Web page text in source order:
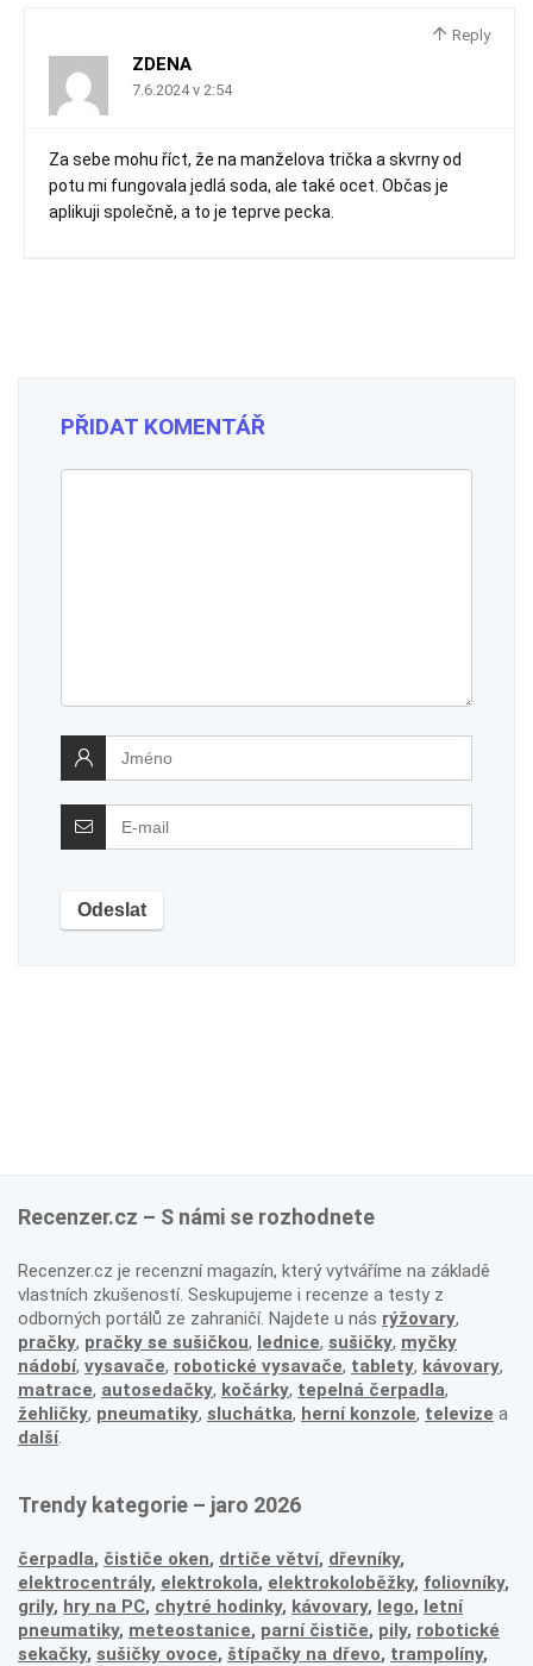
Reply
ZDENA
7.6.2024 v 2:54
Za sebe mohu říct, že na manželova trička a skvrny od
potu mi fungovala jedlá soda, ale také ocet. Občas je
aplikuji společně, a to je teprve pecka.
PŘIDAT KOMENTÁŘ
Recenzer.cz – S námi se rozhodnete
Recenzer.cz je recenzní magazín, který vytváříme na základě
vlastních zkušeností. Seskupujeme i recenze a testy z
odborných portálů ze zahraničí. Najdete u nás rýžovary,
pračky, pračky se sušičkou, lednice, sušičky, myčky
nádobí, vysavače, robotické vysavače, tablety, kávovary,
matrace, autosedačky, kočárky, tepelná čerpadla,
žehličky, pneumatiky, sluchátka, herní konzole, televize a
další.
Trendy kategorie – jaro 2026
čerpadla, čističe oken, drtiče větví, dřevníky,
elektrocentrály, elektrokola, elektrokoloběžky, foliovníky,
grily, hry na PC, chytré hodinky, kávovary, lego, letní
pneumatiky, meteostanice, parní čističe, pily, robotické
sekačky, sušičky ovoce, štípačky na dřevo, trampolíny,